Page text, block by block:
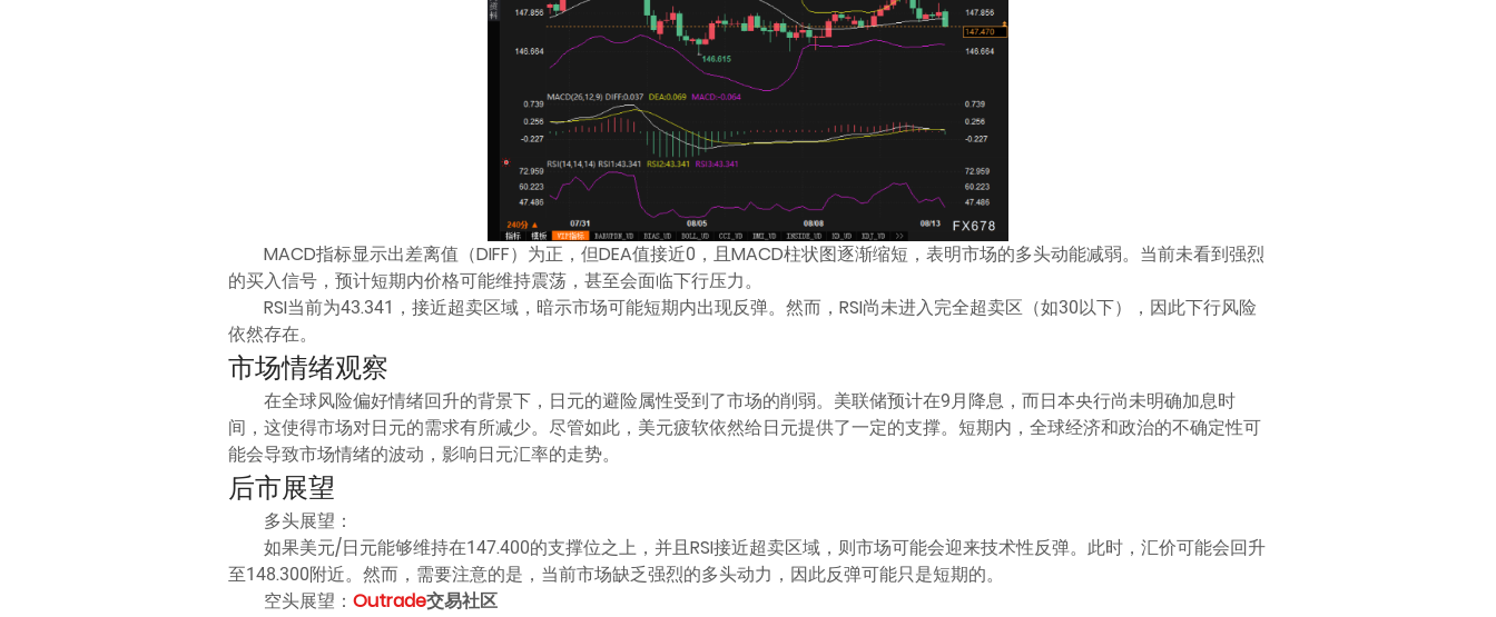
MACD指标显示出差离值（DIFF）为正，但DEA值接近0，且MACD柱状图逐渐缩短，表明市场的多头动能减弱。当前未看到强烈
的买入信号，预计短期内价格可能维持震荡，甚至会面临下行压力。
RSI当前为43.341，接近超卖区域，暗示市场可能短期内出现反弹。然而，RSI尚未进入完全超卖区（如30以下），因此下行风险
依然存在。
市场情绪观察
在全球风险偏好情绪回升的背景下，日元的避险属性受到了市场的削弱。美联储预计在9月降息，而日本央行尚未明确加息时
间，这使得市场对日元的需求有所减少。尽管如此，美元疲软依然给日元提供了一定的支撑。短期内，全球经济和政治的不确定性可
能会导致市场情绪的波动，影响日元汇率的走势。
后市展望
多头展望：
如果美元/日元能够维持在147.400的支撑位之上，并且RSI接近超卖区域，则市场可能会迎来技术性反弹。此时，汇价可能会回升
至148.300附近。然而，需要注意的是，当前市场缺乏强烈的多头动力，因此反弹可能只是短期的。
空头展望： Outrade交易社区